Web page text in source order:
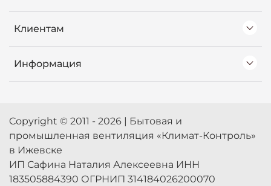
Клиентам
Информация
Copyright © 2011 - 2026 | Бытовая и
промышленная вентиляция «Климат-Контроль»
в Ижевске
ИП Сафина Наталия Алексеевна ИНН
183505884390 ОГРНИП 314184026200070